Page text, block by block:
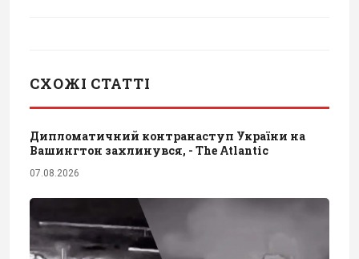
СХОЖІ СТАТТІ
Дипломатичний контранаступ України на
Вашингтон захлинувся, - The Atlantic
07.08.2026